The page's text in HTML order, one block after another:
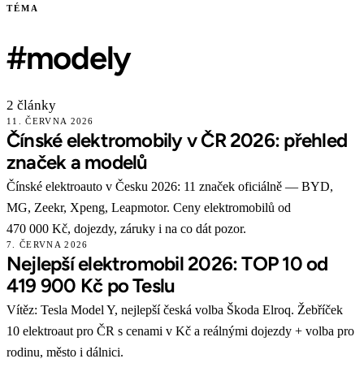
TÉMA
#modely
2 články
11. ČERVNA 2026
Čínské elektromobily v ČR 2026: přehled
značek a modelů
Čínské elektroauto v Česku 2026: 11 značek oficiálně — BYD,
MG, Zeekr, Xpeng, Leapmotor. Ceny elektromobilů od
470 000 Kč, dojezdy, záruky i na co dát pozor.
7. ČERVNA 2026
Nejlepší elektromobil 2026: TOP 10 od
419 900 Kč po Teslu
Vítěz: Tesla Model Y, nejlepší česká volba Škoda Elroq. Žebříček
10 elektroaut pro ČR s cenami v Kč a reálnými dojezdy + volba pro
rodinu, město i dálnici.